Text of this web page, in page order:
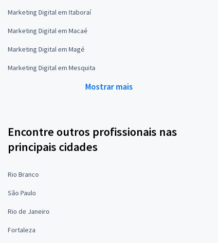
Marketing Digital em Itaboraí
Marketing Digital em Macaé
Marketing Digital em Magé
Marketing Digital em Mesquita
Mostrar mais
Encontre outros profissionais nas
principais cidades
Rio Branco
São Paulo
Rio de Janeiro
Fortaleza